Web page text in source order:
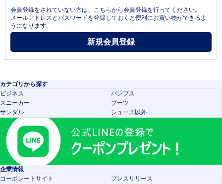
会員登録をされていない方は、こちらから会員登録を行ってください。
メールアドレスとパスワードを登録しておくと便利にお買い物ができるよ
うになります。
カテゴリから探す
ビジネス
パンプス
スニーカー
ブーツ
サンダル
シューズ以外
企業情報
コーポレートサイト
プレスリリース